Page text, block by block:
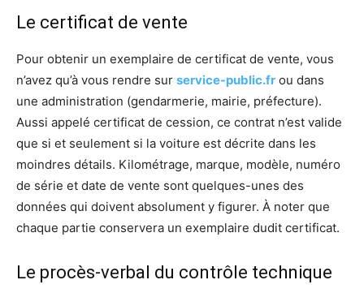
Le certificat de vente
Pour obtenir un exemplaire de certificat de vente, vous
n’avez qu’à vous rendre sur service-public.fr ou dans
une administration (gendarmerie, mairie, préfecture).
Aussi appelé certificat de cession, ce contrat n’est valide
que si et seulement si la voiture est décrite dans les
moindres détails. Kilométrage, marque, modèle, numéro
de série et date de vente sont quelques-unes des
données qui doivent absolument y figurer. À noter que
chaque partie conservera un exemplaire dudit certificat.
Le procès-verbal du contrôle technique